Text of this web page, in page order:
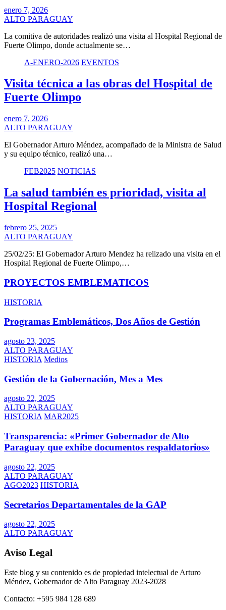
enero 7, 2026
ALTO PARAGUAY
La comitiva de autoridades realizó una visita al Hospital Regional de
Fuerte Olimpo, donde actualmente se…
A-ENERO-2026 EVENTOS
Visita técnica a las obras del Hospital de
Fuerte Olimpo
enero 7, 2026
ALTO PARAGUAY
El Gobernador Arturo Méndez, acompañado de la Ministra de Salud
y su equipo técnico, realizó una…
FEB2025 NOTICIAS
La salud también es prioridad, visita al
Hospital Regional
febrero 25, 2025
ALTO PARAGUAY
25/02/25: El Gobernador Arturo Mendez ha relizado una visita en el
Hospital Regional de Fuerte Olimpo,…
PROYECTOS EMBLEMATICOS
HISTORIA
Programas Emblemáticos, Dos Años de Gestión
agosto 23, 2025
ALTO PARAGUAY
HISTORIA Medios
Gestión de la Gobernación, Mes a Mes
agosto 22, 2025
ALTO PARAGUAY
HISTORIA MAR2025
Transparencia: «Primer Gobernador de Alto
Paraguay que exhibe documentos respaldatorios»
agosto 22, 2025
ALTO PARAGUAY
AGO2023 HISTORIA
Secretarios Departamentales de la GAP
agosto 22, 2025
ALTO PARAGUAY
Aviso Legal
Este blog y su contenido es de propiedad intelectual de Arturo
Méndez, Gobernador de Alto Paraguay 2023-2028
Contacto: +595 984 128 689